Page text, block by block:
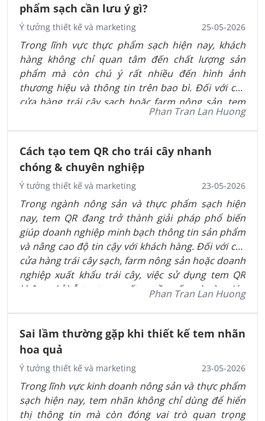
phẩm sạch cần lưu ý gì?
Ý tưởng thiết kế và marketing 25-05-2026
Trong lĩnh vực thực phẩm sạch hiện nay, khách
hàng không chỉ quan tâm đến chất lượng sản
phẩm mà còn chú ý rất nhiều đến hình ảnh
thương hiệu và thông tin trên bao bì. Đối với các
cửa hàng trái cây sạch hoặc farm nông sản, tem
nhãn là yếu tố quan trọng giúp sản phẩm trở nên
chuyên nghiệp hơn và tạo niềm tin với người tiêu
dùng.
Phan Tran Lan Huong
Cách tạo tem QR cho trái cây nhanh
chóng & chuyên nghiệp
Ý tưởng thiết kế và marketing 23-05-2026
Trong ngành nông sản và thực phẩm sạch hiện
nay, tem QR đang trở thành giải pháp phổ biến
giúp doanh nghiệp minh bạch thông tin sản phẩm
và nâng cao độ tin cậy với khách hàng. Đối với các
cửa hàng trái cây sạch, farm nông sản hoặc doanh
nghiệp xuất khẩu trái cây, việc sử dụng tem QR
không chỉ hỗ trợ truy xuất nguồn gốc mà còn giúp
sản phẩm chuyên nghiệp hơn khi bán hàng tại
siêu thị hoặc trên các nền tảng online.
Phan Tran Lan Huong
Sai lầm thường gặp khi thiết kế tem nhãn
hoa quả
Ý tưởng thiết kế và marketing 23-05-2026
Trong lĩnh vực kinh doanh nông sản và thực phẩm
sạch hiện nay, tem nhãn không chỉ dùng để hiển
thị thông tin mà còn đóng vai trò quan trọng